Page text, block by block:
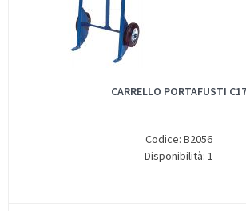
CARRELLO PORTAFUSTI C17
Codice: B2056
Disponibilità: 1